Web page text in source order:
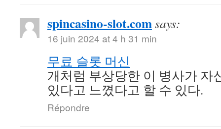
spincasino-slot.comsays:
16 juin 2024 at 4 h 31 min
무료 슬롯 머신
개처럼 부상당한 이 병사가 자
있다고 느꼈다고 할 수 있다.
Répondre